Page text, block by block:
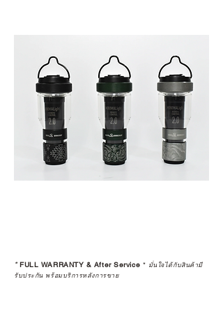
*FULL WARRANTY & After Service * มั่นใจได้กับสินค้ามี
รับประกัน พร้อมบริการหลังการขาย